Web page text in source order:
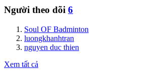
Người theo dõi 6
Soul OF Badminton
luongkhanhtran
nguyen duc thien
Xem tất cả